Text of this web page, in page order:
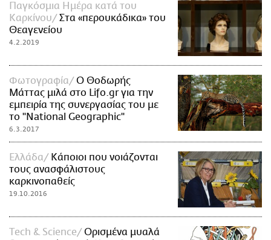
LIFO SHOP
NEWSLETTER
ΜΙΚΡΟΠΡΑΓΜΑΤΑ
LIFOLAND
CITY GUIDE
ΑΜΠΑ
PRINT
Παγκόσμια Ημέρα κατά του
Καρκίνου
Στα «περουκάδικα» του
Θεαγενείου
4.2.2019
Φωτογραφία
Ο Θοδωρής
Μάττας μιλά στο Lifo.gr για την
εμπειρία της συνεργασίας του με
το "National Geographic"
6.3.2017
Ελλάδα
Κάποιοι που νοιάζονται
τους ανασφάλιστους
καρκινοπαθείς
19.10.2016
Τech & Science
Ορισμένα μυαλά